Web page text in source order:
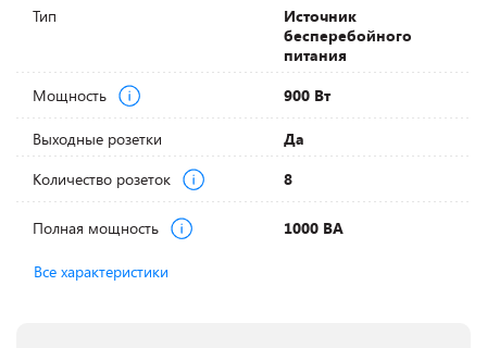
Тип
Источник
бесперебойного
питания
Мощность
900 Вт
Выходные розетки
Да
Количество розеток
8
Полная мощность 1000 ВА
Все характеристики